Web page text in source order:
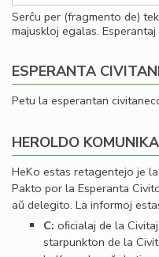
Serĉu per (fragmento de)
majuskloj egalas.
ESPERANTA
Petu la esperantan
HEROLDO
HeKo estas retagentejo je
Pakto por la Esperanta
aŭ delegito. La informoj
C: oﬁcialaj de la
starpunkton de la